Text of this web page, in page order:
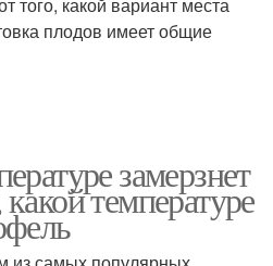
плодов имеет общие
замерзнет
температуре